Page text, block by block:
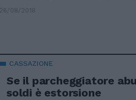
26/08/2018
CASSAZIONE
Se il parcheggiatore
soldi è estorsione